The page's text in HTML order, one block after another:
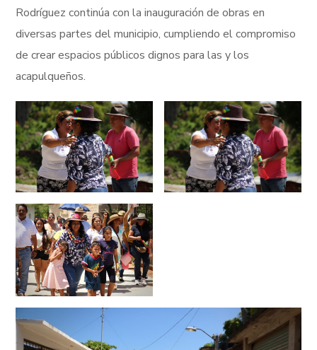
Rodríguez continúa con la inauguración de obras en
diversas partes del municipio, cumpliendo el compromiso
de crear espacios públicos dignos para las y los
acapulqueños.